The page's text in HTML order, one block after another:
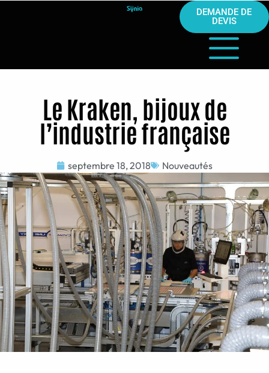
DEMANDE DE
DEVIS
Le Kraken, bijoux de
l’industrie française
septembre 18, 2018 Nouveautés